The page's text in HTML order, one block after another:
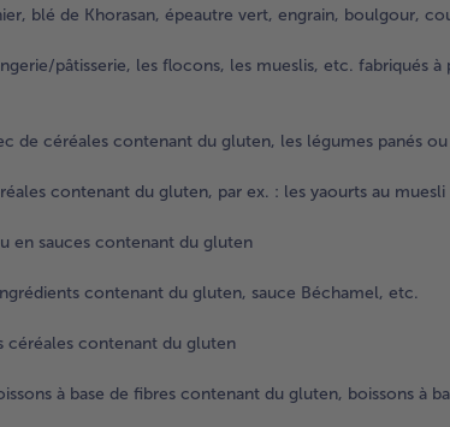
blé de Khorasan, épeautre vert, engrain, boulgour,
pâtisserie, les flocons, les mueslis, etc. fabriqués à
de céréales contenant du gluten, les légumes panés
contenant du gluten, par ex. : les yaourts au muesli
en sauces contenant du gluten
contenant du gluten, sauce Béchamel, etc.
céréales contenant du gluten
à base de fibres contenant du gluten, boissons à